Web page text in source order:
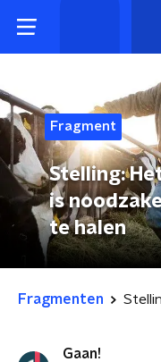
Fragment
Stelling:
is
te halen
Fragmenten
Gaan!